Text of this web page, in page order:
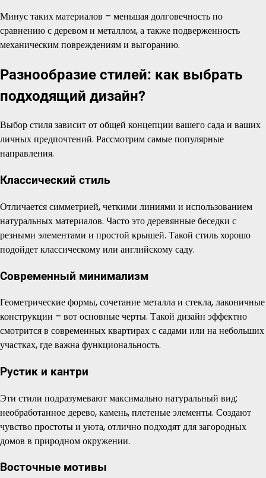
Минус таких материалов – меньшая долговечность по
сравнению с деревом и металлом, а также подверженность
механическим повреждениям и выгоранию.
Разнообразие стилей: как выбрать
подходящий дизайн?
Выбор стиля зависит от общей концепции вашего сада и ваших
личных предпочтений. Рассмотрим самые популярные
направления.
Классический стиль
Отличается симметрией, четкими линиями и использованием
натуральных материалов. Часто это деревянные беседки с
резными элементами и простой крышей. Такой стиль хорошо
подойдет классическому или английскому саду.
Современный минимализм
Геометрические формы, сочетание металла и стекла, лаконичные
конструкции – вот основные черты. Такой дизайн эффектно
смотрится в современных квартирах с садами или на небольших
участках, где важна функциональность.
Рустик и кантри
Эти стили подразумевают максимально натуральный вид:
необработанное дерево, камень, плетеные элементы. Создают
чувство простоты и уюта, отлично подходят для загородных
домов в природном окружении.
Восточные мотивы